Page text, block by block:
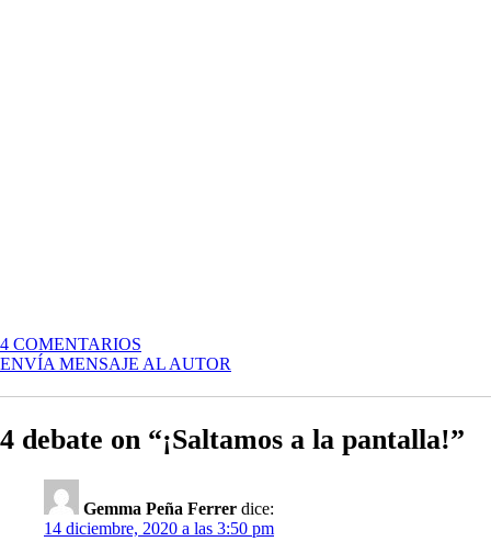
4 COMENTARIOS
¡SALTAMOS
LA
ENVÍA MENSAJE AL AUTOR
4 debate on “¡Saltamos a la pantalla!”
Gemma Peña Ferrer dice:
14 diciembre, 2020 a las 3:50 pm